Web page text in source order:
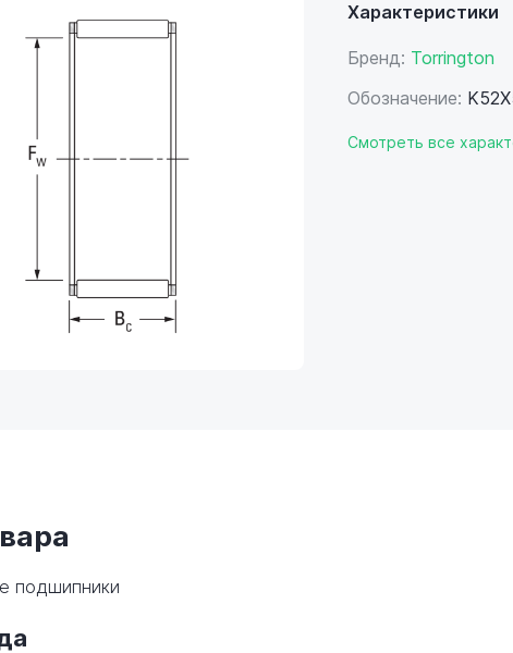
Характеристики
Бренд: Torrington
Обозначение:
Смотреть все
подшипники